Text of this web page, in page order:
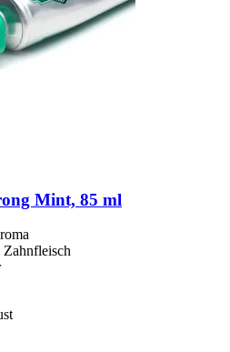
Mint, 85 ml